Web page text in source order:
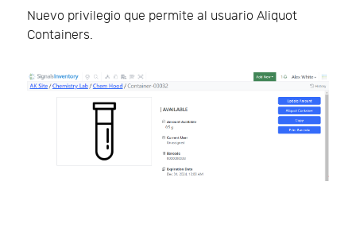
Nuevo privilegio que permite al usuario Aliquot
Containers.